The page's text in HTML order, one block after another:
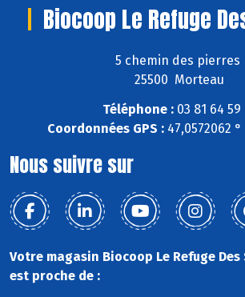
Biocoop Le Refuge
5 chemin des pierres
25500 Morteau
Téléphone :03 81 64 59
Coordonnées GPS :47,0572062 °
Nous suivre sur
Votre magasin Biocoop Le Refuge Des
est proche de :